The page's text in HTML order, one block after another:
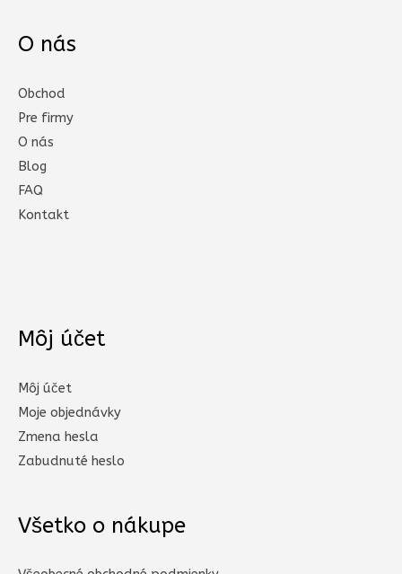
O nás
Obchod
Pre firmy
O nás
Blog
FAQ
Kontakt
Môj účet
Môj účet
Moje objednávky
Zmena hesla
Zabudnuté heslo
Všetko o nákupe